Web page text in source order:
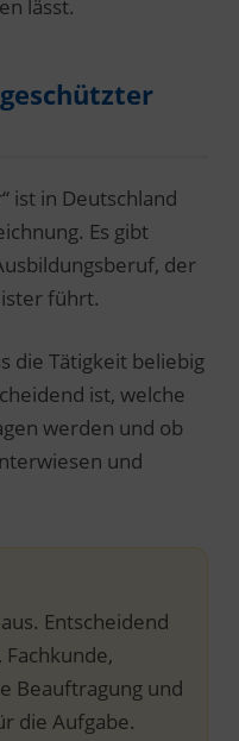
lässt.
ist in Deutschland
Es gibt
der
führt.
die Tätigkeit beliebig
ist, welche
werden und ob
und
Entscheidend
Beauftragung und
die Aufgabe.